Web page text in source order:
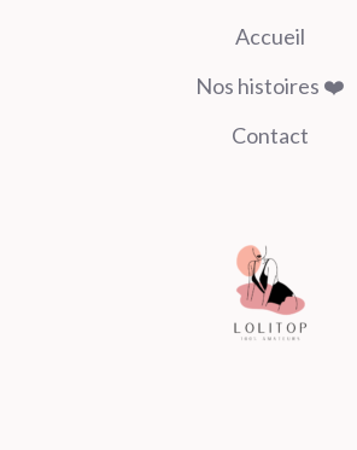
Accueil
Nos histoires ❤️
Contact